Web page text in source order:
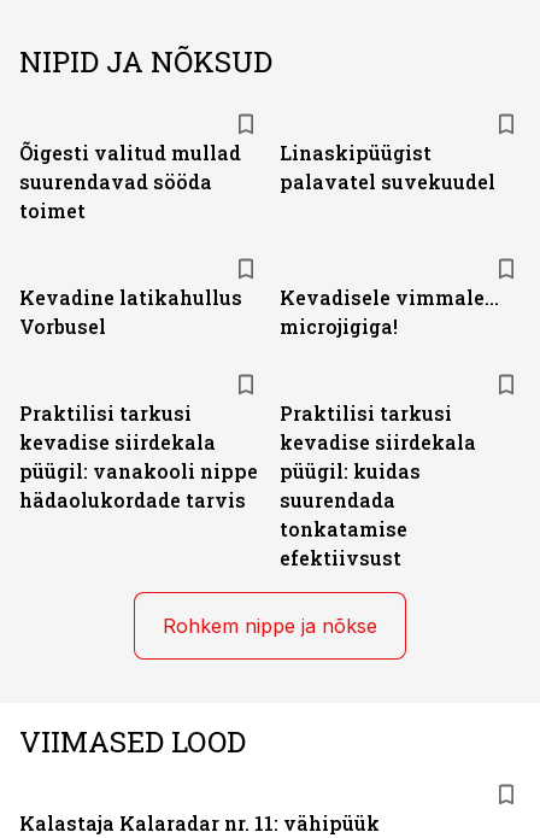
NIPID JA NÕKSUD
Õigesti valitud mullad
suurendavad sööda
toimet
Linaskipüügist
palavatel suvekuudel
Kevadine latikahullus
Vorbusel
Kevadisele vimmale...
microjigiga!
Praktilisi tarkusi
kevadise siirdekala
püügil: vanakooli nippe
hädaolukordade tarvis
Praktilisi tarkusi
kevadise siirdekala
püügil: kuidas
suurendada
tonkatamise
efektiivsust
Rohkem nippe ja nõkse
VIIMASED LOOD
Kalastaja Kalaradar nr. 11: vähipüük